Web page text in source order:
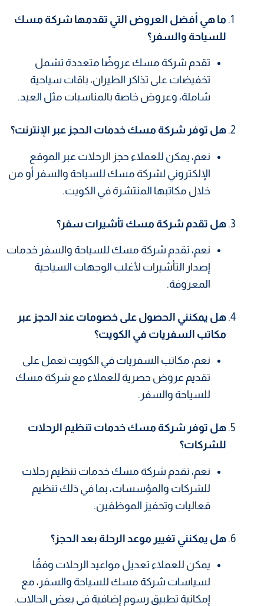
ما هي أفضل العروض التي تقدمها شركة مسك
للسياحة والسفر؟
تقدم شركة مسك عروضًا متعددة تشمل
تخفيضات على تذاكر الطيران، باقات سياحية
شاملة، وعروض خاصة بالمناسبات مثل العيد.
هل توفر شركة مسك خدمات الحجز عبر الإنترنت؟
نعم، يمكن للعملاء حجز الرحلات عبر الموقع
الإلكتروني لشركة مسك للسياحة والسفر أو من
خلال مكاتبها المنتشرة في الكويت.
هل تقدم شركة مسك تأشيرات سفر؟
نعم، تقدم شركة مسك للسياحة والسفر خدمات
إصدار التأشيرات لأغلب الوجهات السياحية
المعروفة.
هل يمكنني الحصول على خصومات عند الحجز عبر
مكاتب السفريات في الكويت؟
نعم، مكاتب السفريات في الكويت تعمل على
تقديم عروض حصرية للعملاء مع شركة مسك
للسياحة والسفر.
هل توفر شركة مسك خدمات تنظيم الرحلات
للشركات؟
نعم، تقدم شركة مسك خدمات تنظيم رحلات
للشركات والمؤسسات، بما في ذلك تنظيم
فعاليات وتحفيز الموظفين.
هل يمكنني تغيير موعد الرحلة بعد الحجز؟
يمكن للعملاء تعديل مواعيد الرحلات وفقًا
لسياسات شركة مسك للسياحة والسفر، مع
إمكانية تطبيق رسوم إضافية في بعض الحالات.